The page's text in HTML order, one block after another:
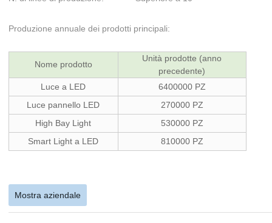
Produzione annuale dei prodotti principali:
Nome prodotto
Unità prodotte (anno
precedente)
Luce a LED
6400000 PZ
Luce pannello LED
270000 PZ
High Bay Light
530000 PZ
Smart Light a LED
810000 PZ
Mostra aziendale